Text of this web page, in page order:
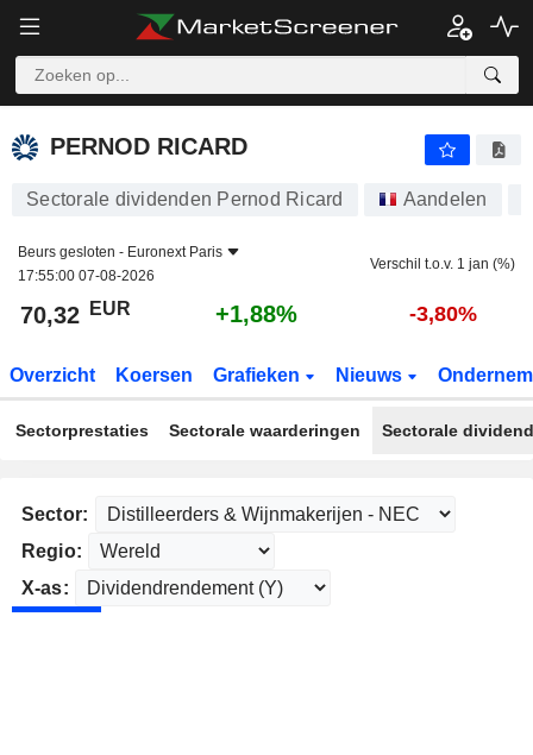
PERNOD RICARD
PERNOD RICARD
Sectorale dividenden Pernod Ricard Aandelen
Beurs gesloten - Euronext Paris
17:55:00 07-08-2026
Verschil t.o.v. 1 jan (%)
70,32 EUR +1,88% -3,80%
Overzicht Koersen Grafieken Nieuws
Sectorprestaties Sectorale waarderingen Sectorale
Sector:
Regio:
X-as: